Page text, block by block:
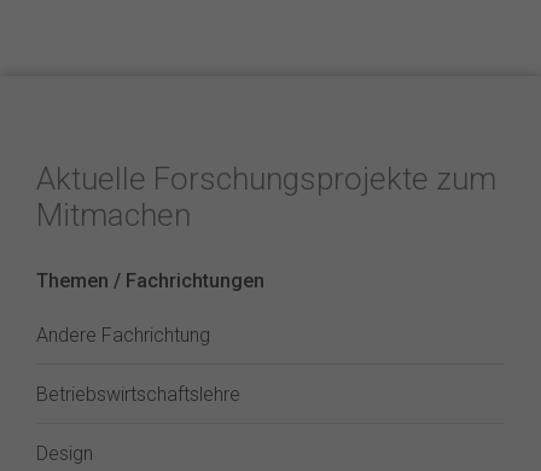
Aktuelle Forschungsprojekte zum
Mitmachen
Themen / Fachrichtungen
Andere Fachrichtung
Betriebswirtschaftslehre
Design